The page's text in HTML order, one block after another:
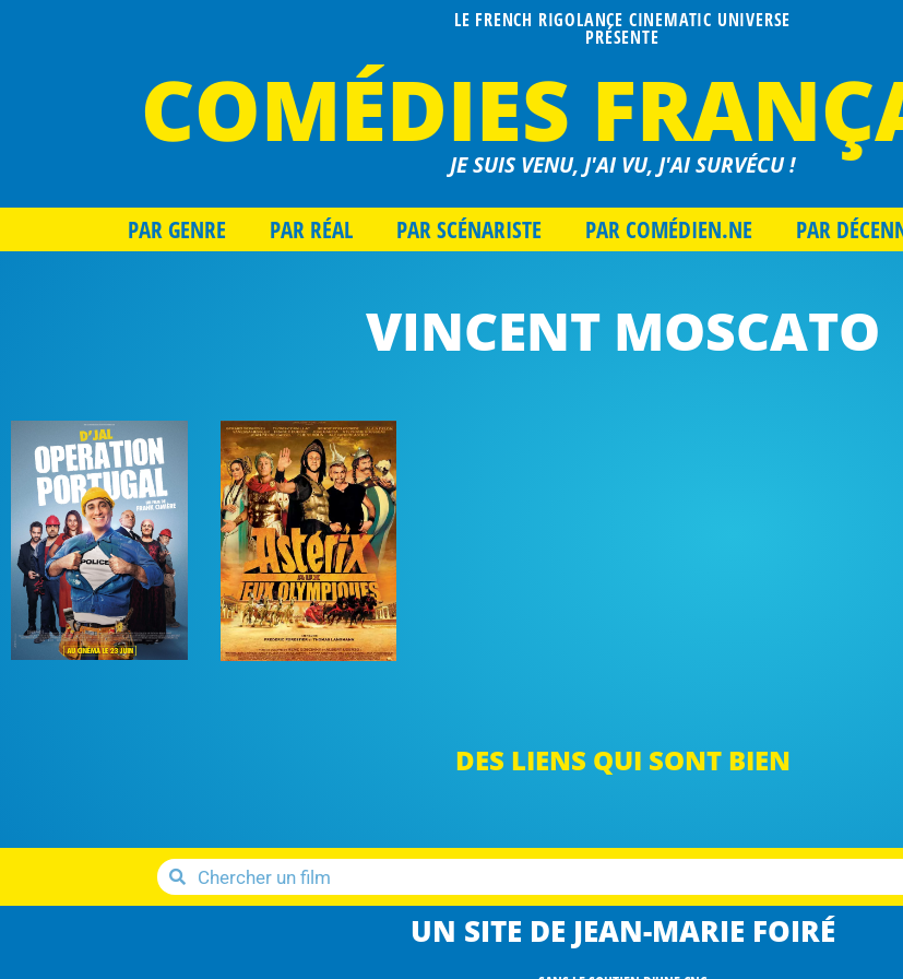
LE FRENCH RIGOLANCE CINEMATIC UNIVERSE
PRÉSENTE
COMÉDIESJE SUIS VENU, J'AI VU, J'AI SURVÉCU !
PAR GENRE PAR RÉAL PAR SCÉNARISTE PAR COMÉDIEN.NE PAR
VINCENT MOSCATO
DES LIENS QUI SONT BIEN
UN SITE DE JEAN-MARIE FOIRÉ